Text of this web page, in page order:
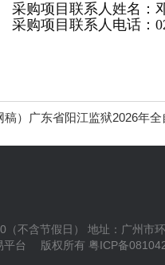
采购项目联系人姓名：
采购项目联系人电话：
稿）广东省阳江监狱2026年
不含节假日） 地址：广州市
平台 版权所有 粤ICP备